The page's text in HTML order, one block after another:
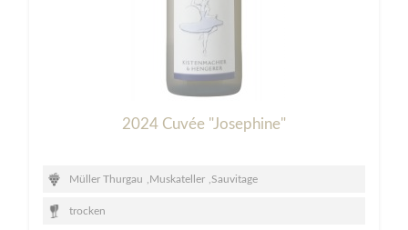
2024 Cuvée "Josephine"
Müller Thurgau Muskateller Sauvitage
trocken